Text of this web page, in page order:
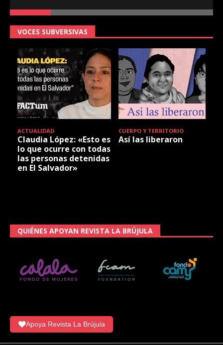
VOCES SUBVERSIVAS
ACTUALIDAD
Claudia López: «Esto es
lo que ocurre con todas
las personas detenidas
en El Salvador»
CUERPO Y TERRITORIO
Así las liberaron
QUIÉNES APOYAN REVISTA LA BRÚJULA
Apoya Revista La Brújula